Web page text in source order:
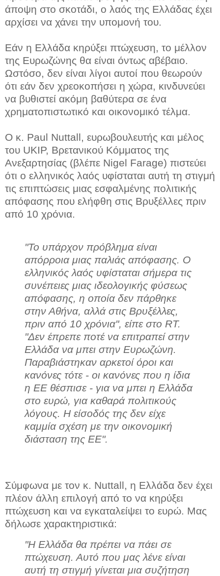
άποψη στο σκοτάδι, ο λαός της Ελλάδας έχει
αρχίσει να χάνει την υπομονή του.
Εάν η Ελλάδα κηρύξει πτώχευση, το μέλλον
της Ευρωζώνης θα είναι όντως αβέβαιο.
Ωστόσο, δεν είναι λίγοι αυτοί που θεωρούν
ότι εάν δεν χρεοκοπήσει η χώρα, κινδυνεύει
να βυθιστεί ακόμη βαθύτερα σε ένα
χρηματοπιστωτικό και οικονομικό τέλμα.
Ο κ. Paul Nuttall, ευρωβουλευτής και μέλος
του UKIP, Βρετανικού Κόμματος της
Ανεξαρτησίας (βλέπε Nigel Farage) πιστεύει
ότι ο ελληνικός λαός υφίσταται αυτή τη στιγμή
τις επιπτώσεις μιας εσφαλμένης πολιτικής
απόφασης που ελήφθη στις Βρυξέλλες πριν
από 10 χρόνια.
"Το υπάρχον πρόβλημα είναι
απόρροια μιας παλιάς απόφασης. Ο
ελληνικός λαός υφίσταται σήμερα τις
συνέπειες μιας ιδεολογικής φύσεως
απόφασης, η οποία δεν πάρθηκε
στην Αθήνα, αλλά στις Βρυξέλλες,
πριν από 10 χρόνια", είπε στο RT.
"Δεν έπρεπε ποτέ να επιτραπεί στην
Ελλάδα να μπει στην Ευρωζώνη.
Παραβιάστηκαν αρκετοί όροι και
κανόνες τότε - οι κανόνες που η ίδια
η ΕΕ θέσπισε - για να μπει η Ελλάδα
στο ευρώ, για καθαρά πολιτικούς
λόγους. Η είσοδός της δεν είχε
καμμία σχέση με την οικονομική
διάσταση της ΕΕ".
Σύμφωνα με τον κ. Nuttall, η Ελλάδα δεν έχει
πλέον άλλη επιλογή από το να κηρύξει
πτώχευση και να εγκαταλείψει το ευρώ. Μας
δήλωσε χαρακτηριστικά:
"Η Ελλάδα θα πρέπει να πάει σε
πτώχευση. Αυτό που μας λένε είναι
αυτή τη στιγμή γίνεται μια συζήτηση